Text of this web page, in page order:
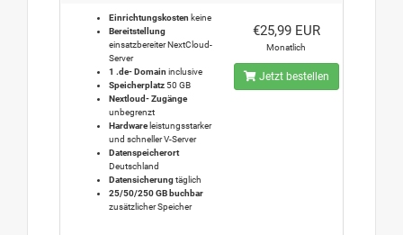
Einrichtungskosten keine
Bereitstellung
einsatzbereiter NextCloud-
Server
1 .de- Domain inclusive
Speicherplatz50 GB
Nextloud- Zugänge
unbegrenzt
Hardwareleistungsstarker
und schneller V-Server
Datenspeicherort
Deutschland
Datensicherungtäglich
25/50/250 GB buchbar
zusätzlicher Speicher
€25,99 EUR
Monatlich
Jetzt bestellen